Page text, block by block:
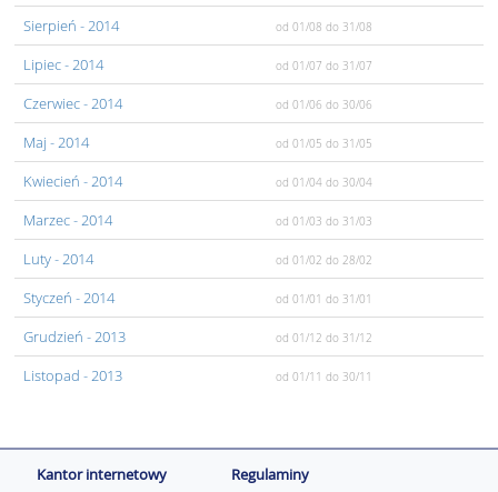
Sierpień - 2014 od 01/08 do 31/08
Lipiec- 2014 od 01/07 do 31/07
Czerwiec- 2014 od 01/06 do 30/06
Maj - 2014 od 01/05 do 31/05
Kwiecień - 2014 od 01/04 do 30/04
Marzec- 2014 od 01/03 do 31/03
Luty- 2014 od 01/02 do 28/02
Styczeń - 2014 od 01/01 do 31/01
Grudzień - 2013 od 01/12 do 31/12
Listopad - 2013 od 01/11 do 30/11
Kantor internetowy Regulaminy